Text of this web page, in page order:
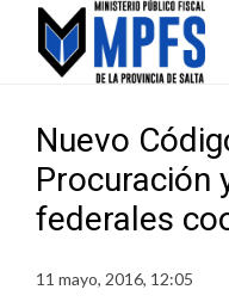
Nuevo
Procuración
federales
11 mayo, 2016, 12:05